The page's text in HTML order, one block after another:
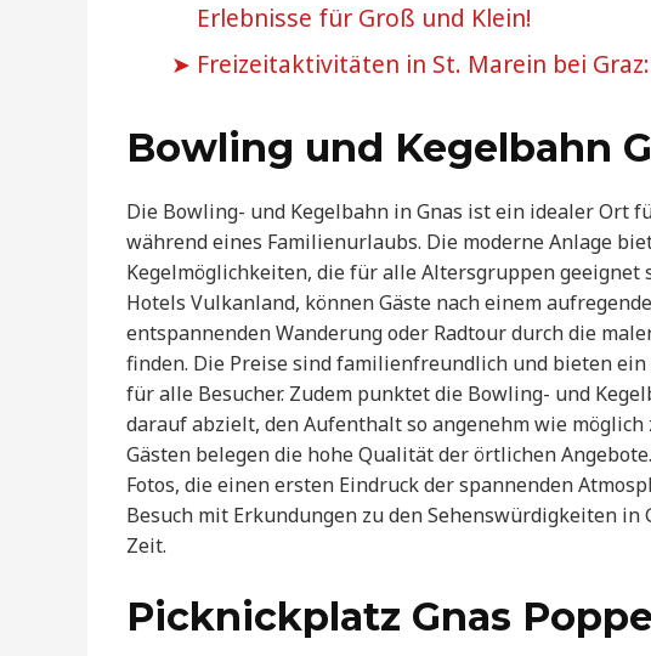
Erlebnisse für Groß und Klein!
Freizeitaktivitäten in St. Marein bei
Bowling und Kegelbahn
Die Bowling- und Kegelbahn in Gnas ist ein idealer Ort
während eines Familienurlaubs. Die moderne Anlage
Kegelmöglichkeiten, die für alle Altersgruppen geeignet
Hotels Vulkanland, können Gäste nach einem
entspannenden Wanderung oder Radtour durch die
finden. Die Preise sind familienfreundlich und bieten
für alle Besucher. Zudem punktet die Bowling- und
darauf abzielt, den Aufenthalt so angenehm wie
Gästen belegen die hohe Qualität der örtlichen
Fotos, die einen ersten Eindruck der spannenden
Besuch mit Erkundungen zu den Sehenswürdigkeiten
Zeit.
Picknickplatz Gnas